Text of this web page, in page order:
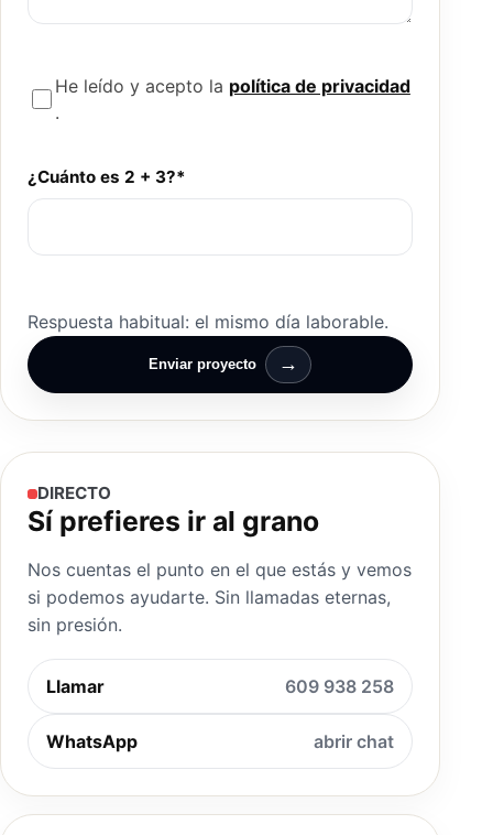
He leído y acepto la política de privacidad
.
¿Cuánto es 2 + 3?*
Respuesta habitual: el mismo día laborable.
Enviar proyecto →
DIRECTO
Sí prefieres ir al grano
Nos cuentas el punto en el que estás y vemos
si podemos ayudarte. Sin llamadas eternas,
sin presión.
Llamar 609 938 258
WhatsApp abrir chat